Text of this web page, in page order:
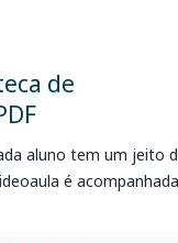
de
aluno tem um jeito
é